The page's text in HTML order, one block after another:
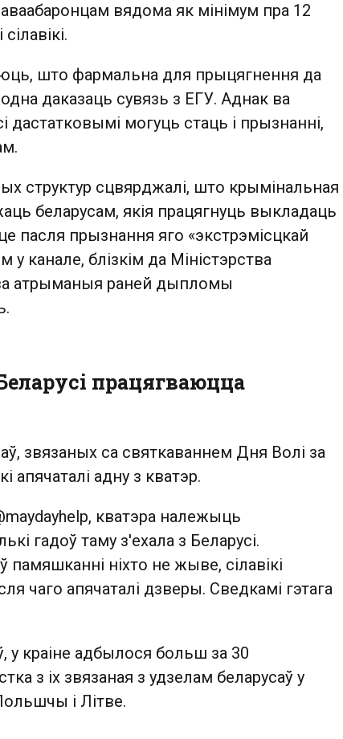
вядома як мінімум пра 12
што фармальна для прыцягнення да
даказаць сувязь з ЕГУ. Аднак ва
дастатковымі могуць стаць і прызнанні,
структур сцвярджалі, што крымінальная
беларусам, якія працягнуць выкладаць
пасля прызнання яго «экстрэмісцкай
у канале, блізкім да Міністэрства
атрыманыя раней дыпломы
працягваюцца
звязаных са святкаваннем Дня Волі за
апячаталі адну з кватэр.
кватэра належыць
гадоў таму з'ехала з Беларусі.
ніхто не жыве, сілавікі
чаго апячаталі дзверы. Сведкамі гэтага
у краіне адбылося больш за 30
з іх звязаная з удзелам беларусаў у
і Літве.